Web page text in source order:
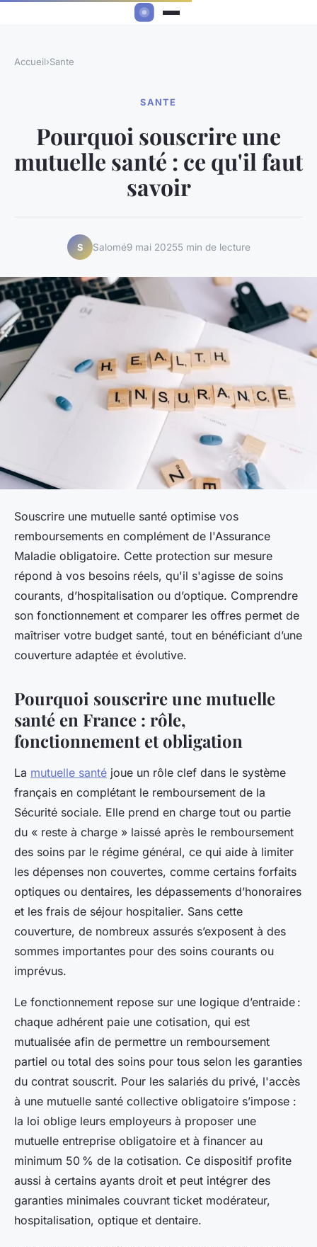
Accueil›Sante
SANTE
Pourquoi souscrire une
mutuelle santé : ce qu'il faut
savoir
S Salomé9 mai 20255 min de lecture
Souscrire une mutuelle santé optimise vos
remboursements en complément de l'Assurance
Maladie obligatoire. Cette protection sur mesure
répond à vos besoins réels, qu'il s'agisse de soins
courants, d’hospitalisation ou d’optique. Comprendre
son fonctionnement et comparer les offres permet de
maîtriser votre budget santé, tout en bénéficiant d’une
couverture adaptée et évolutive.
Pourquoi souscrire une mutuelle
santé en France : rôle,
fonctionnement et obligation
La mutuelle santé joue un rôle clef dans le système
français en complétant le remboursement de la
Sécurité sociale. Elle prend en charge tout ou partie
du « reste à charge » laissé après le remboursement
des soins par le régime général, ce qui aide à limiter
les dépenses non couvertes, comme certains forfaits
optiques ou dentaires, les dépassements d’honoraires
et les frais de séjour hospitalier. Sans cette
couverture, de nombreux assurés s’exposent à des
sommes importantes pour des soins courants ou
imprévus.
Le fonctionnement repose sur une logique d’entraide :
chaque adhérent paie une cotisation, qui est
mutualisée afin de permettre un remboursement
partiel ou total des soins pour tous selon les garanties
du contrat souscrit. Pour les salariés du privé, l'accès
à une mutuelle santé collective obligatoire s’impose :
la loi oblige leurs employeurs à proposer une
mutuelle entreprise obligatoire et à financer au
minimum 50 % de la cotisation. Ce dispositif profite
aussi à certains ayants droit et peut intégrer des
garanties minimales couvrant ticket modérateur,
hospitalisation, optique et dentaire.